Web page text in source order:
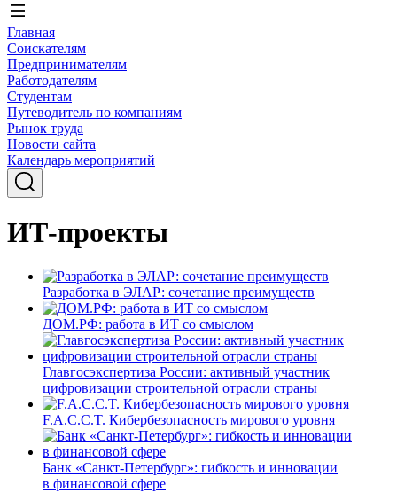
Главная
Соискателям
Предпринимателям
Работодателям
Студентам
Путеводитель по компаниям
Рынок труда
Новости сайта
Календарь мероприятий
ИТ-проекты
Разработка в ЭЛАР: сочетание преимуществ
ДОМ.РФ: работа в ИТ со смыслом
Главгосэкспертиза России: активный участник
цифровизации строительной отрасли страны
F.A.C.C.T. Кибербезопасность мирового уровня
Банк «Санкт-Петербург»: гибкость и инновации
в финансовой сфере